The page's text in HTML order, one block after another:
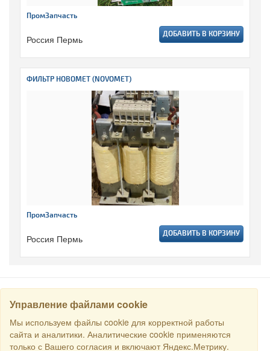
ПромЗапчасть
Россия Пермь ДОБАВИТЬ В КОРЗИНУ
ФИЛЬТР НОВОМЕТ (NOVOMET)
ПромЗапчасть
Россия Пермь ДОБАВИТЬ В КОРЗИНУ
Управление файлами cookie
Мы используем файлы cookie для корректной работы
сайта и аналитики. Аналитические cookie применяются
только с Вашего согласия и включают Яндекс.Метрику.
Все права защищены © 2016 Торговый Дом РСДС. E-mail: